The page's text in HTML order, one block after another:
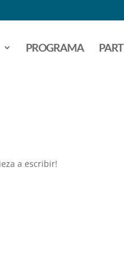
PROGRAMA
a escribir!